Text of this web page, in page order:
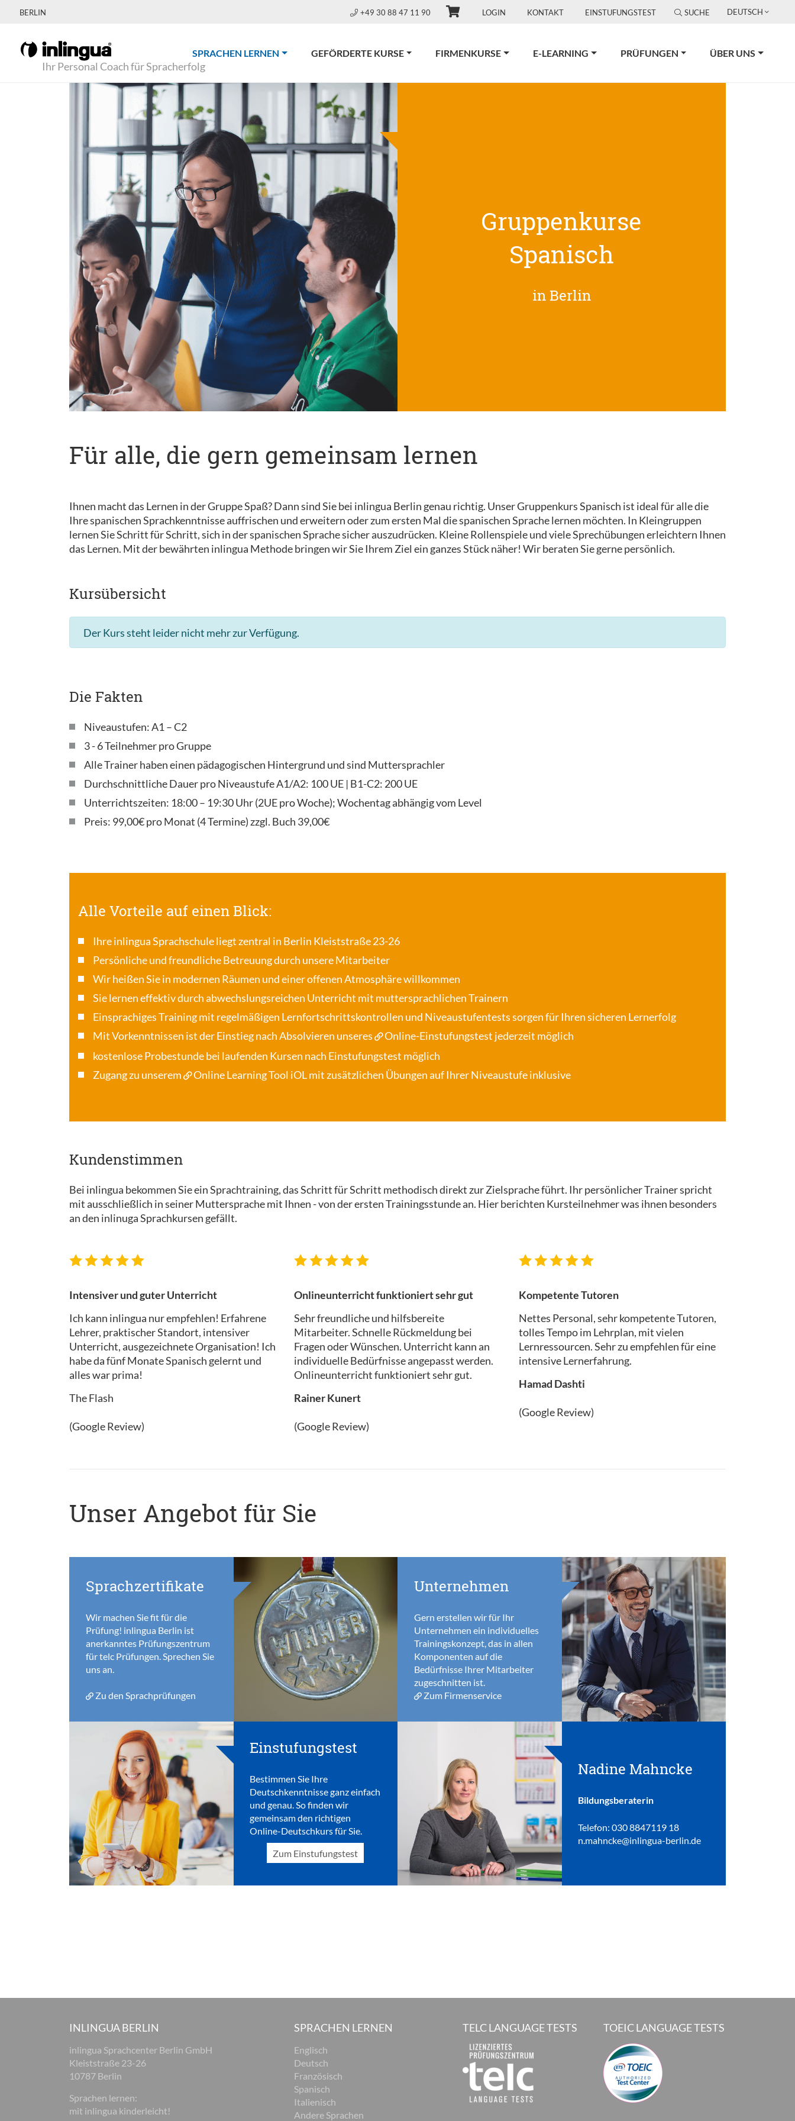
BERLIN +49 30 88 47 11 90 LOGIN KONTAKT EINSTUFUNGSTEST SUCHE DEUTSCH
Ihr Personal Coach für Spracherfolg
SPRACHEN LERNEN(CURRENT)GEFÖRDERTE KURSE FIRMENKURSE E-LEARNING PRÜFUNGEN ÜBER UNS
Gruppenkurse
Spanisch
in Berlin
Für alle, die gern gemeinsam lernen
Ihnen macht das Lernen in der Gruppe Spaß? Dann sind Sie bei inlingua Berlin genau richtig. Unser Gruppenkurs Spanisch ist ideal für alle die
Ihre spanischen Sprachkenntnisse auffrischen und erweitern oder zum ersten Mal die spanischen Sprache lernen möchten. In Kleingruppen
lernen Sie Schritt für Schritt, sich in der spanischen Sprache sicher auszudrücken. Kleine Rollenspiele und viele Sprechübungen erleichtern Ihnen
das Lernen. Mit der bewährten inlingua Methode bringen wir Sie Ihrem Ziel ein ganzes Stück näher! Wir beraten Sie gerne persönlich.
Kursübersicht
Der Kurs steht leider nicht mehr zur Verfügung.
Die Fakten
Niveaustufen: A1 – C2
3 - 6 Teilnehmer pro Gruppe
Alle Trainer haben einen pädagogischen Hintergrund und sind Muttersprachler
Durchschnittliche Dauer pro Niveaustufe A1/A2: 100 UE | B1-C2: 200 UE
Unterrichtszeiten: 18:00 – 19:30 Uhr (2UE pro Woche); Wochentag abhängig vom Level
Preis: 99,00€ pro Monat (4 Termine) zzgl. Buch 39,00€
Alle Vorteile auf einen Blick:
Ihre inlingua Sprachschule liegt zentral in Berlin Kleiststraße 23-26
Persönliche und freundliche Betreuung durch unsere Mitarbeiter
Wir heißen Sie in modernen Räumen und einer offenen Atmosphäre willkommen
Sie lernen effektiv durch abwechslungsreichen Unterricht mit muttersprachlichen Trainern
Einsprachiges Training mit regelmäßigen Lernfortschrittskontrollen und Niveaustufentests sorgen für Ihren sicheren Lernerfolg
Mit Vorkenntnissen ist der Einstieg nach Absolvieren unseres
Online-Einstufungstest jederzeit möglich
kostenlose Probestunde bei laufenden Kursen nach Einstufungstest möglich
Zugang zu unserem
Online Learning Tool iOLmit zusätzlichen Übungen auf Ihrer Niveaustufe inklusive
Kundenstimmen
Bei inlingua bekommen Sie ein Sprachtraining, das Schritt für Schritt methodisch direkt zur Zielsprache führt. Ihr persönlicher Trainer spricht
mit ausschließlich in seiner Muttersprache mit Ihnen - von der ersten Trainingsstunde an. Hier berichten Kursteilnehmer was ihnen besonders
an den inlinuga Sprachkursen gefällt.
Intensiver und guter Unterricht
Ich kann inlingua nur empfehlen! Erfahrene
Lehrer, praktischer Standort, intensiver
Unterricht, ausgezeichnete Organisation! Ich
habe da fünf Monate Spanisch gelernt und
alles war prima!
The Flash
(Google Review)
Onlineunterricht funktioniert sehr gut
Sehr freundliche und hilfsbereite
Mitarbeiter. Schnelle Rückmeldung bei
Fragen oder Wünschen. Unterricht kann an
individuelle Bedürfnisse angepasst werden.
Onlineunterricht funktioniert sehr gut.
Rainer Kunert
(Google Review)
Kompetente Tutoren
Nettes Personal, sehr kompetente Tutoren,
tolles Tempo im Lehrplan, mit vielen
Lernressourcen. Sehr zu empfehlen für eine
intensive Lernerfahrung.
Hamad Dashti
(Google Review)
Unser Angebot für Sie
Sprachzertifikate
Wir machen Sie fit für die
Prüfung! inlingua Berlin ist
anerkanntes Prüfungszentrum
für telc Prüfungen. Sprechen Sie
uns an.
Zu den Sprachprüfungen
Einstufungstest
Bestimmen Sie Ihre
Deutschkenntnisse ganz einfach
und genau. So finden wir
gemeinsam den richtigen
Online-Deutschkurs für Sie.
Zum Einstufungstest
Unternehmen
Gern erstellen wir für Ihr
Unternehmen ein individuelles
Trainingskonzept, das in allen
Komponenten auf die
Bedürfnisse Ihrer Mitarbeiter
zugeschnitten ist.
Zum Firmenservice
Nadine Mahncke
Bildungsberaterin
Telefon: 030 8847119 18
n.mahncke@inlingua-berlin.de
INLINGUA BERLIN
inlingua Sprachcenter Berlin GmbH
Kleiststraße 23-26
10787 Berlin
Sprachen lernen:
mit inlingua kinderleicht!
SPRACHEN LERNEN
Englisch
Deutsch
Französisch
Spanisch
Italienisch
Andere Sprachen
TELC LANGUAGE TESTS TOEIC LANGUAGE TESTS